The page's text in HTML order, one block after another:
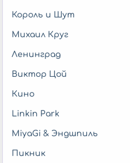
Король и Шут
Михаил Круг
Ленинград
Виктор Цой
Кино
Linkin Park
MiyaGi & Эндшпиль
Пикник